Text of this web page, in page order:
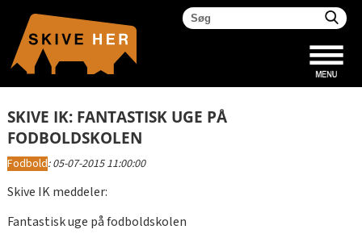
SKIVE IK: FANTASTISK UGE PÅ
FODBOLDSKOLEN
Fodbold:05-07-2015 11:00:00
Skive IK meddeler:
Fantastisk uge på fodboldskolen